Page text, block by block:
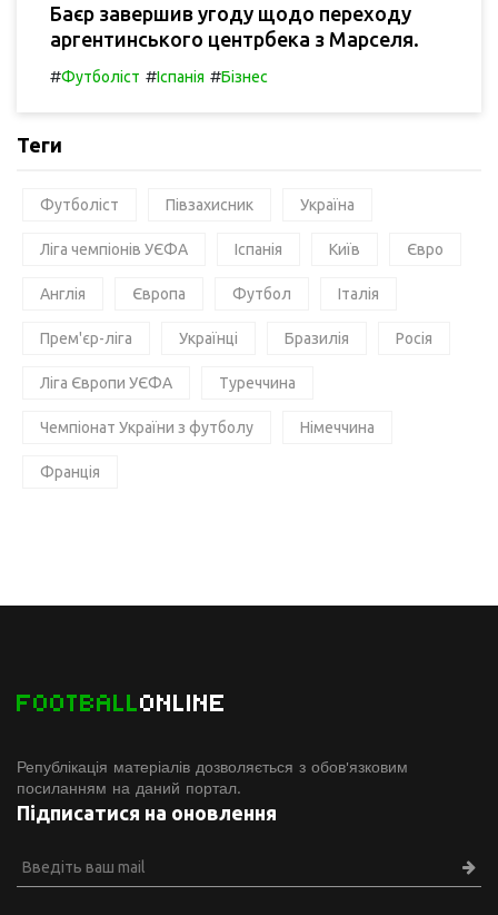
Баєр завершив угоду щодо переходу
аргентинського центрбека з Марселя.
#Футболіст #Іспанія #Бізнес
Теги
Футболіст Півзахисник Україна
Ліга чемпіонів УЄФА Іспанія Київ Євро
Англія Європа Футбол Італія
Прем'єр-ліга Українці Бразилія Росія
Ліга Європи УЄФА Туреччина
Чемпіонат України з футболу Німеччина
Франція
FOOTBALLONLINE
Републікація матеріалів дозволяється з обов'язковим
посиланням на даний портал.
Підписатися на оновлення